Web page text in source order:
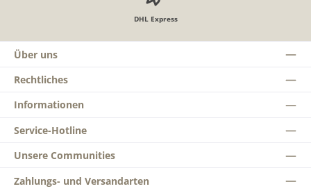
DHL Express
Über uns
Rechtliches
Informationen
Service-Hotline
Unsere Communities
Zahlungs- und Versandarten